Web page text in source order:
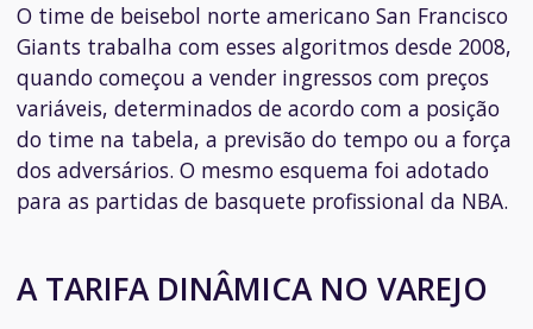
O time de beisebol norte americano San Francisco
Giants trabalha com esses algoritmos desde 2008,
quando começou a vender ingressos com preços
variáveis, determinados de acordo com a posição
do time na tabela, a previsão do tempo ou a força
dos adversários. O mesmo esquema foi adotado
para as partidas de basquete profissional da NBA.
A TARIFA DINÂMICA NO VAREJO